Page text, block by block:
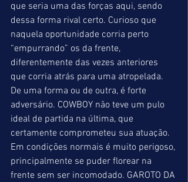
que seria uma das forças aqui, sendo
dessa forma rival certo. Curioso que
naquela oportunidade corria perto
“empurrando” os da frente,
diferentemente das vezes anteriores
que corria atrás para uma atropelada.
De uma forma ou de outra, é forte
adversário. COWBOY não teve um pulo
ideal de partida na última, que
certamente comprometeu sua atuação.
Em condições normais é muito perigoso,
principalmente se puder florear na
frente sem ser incomodado. GAROTO DA